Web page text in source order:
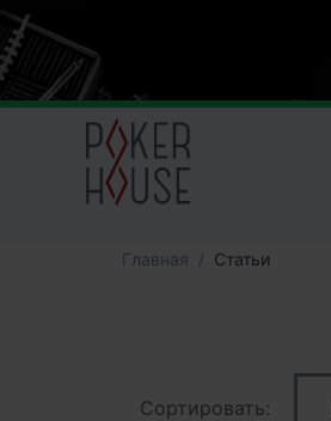
Главная Cтатьи
Сортировать: